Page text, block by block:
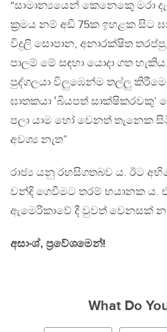
“සාමාන්‍යයෙන් කෙනෙකෙු මරා
ක්‍රමය නම් අඩි 75ක ඉහළක සිට
විදුලි සොපාන, අනාරක්ෂිත
පාලම් මේ සඳහා යොදා ගත
පුද්ගලයා විලුඹෙන්ම තල්ලු
ඝාතකයා ‛බියපත්
පලා යාම හෝ වෙනත් තැනෙක
අවශ්‍ය නැත”
රාජ්‍ය යනු රහසිගතබව ය. ඊට
වන්දි ගෙවීමට තරම් භයානක ය.
ඇමෙරිකාවේ දී වුවත් වෙනසක්
අසාංශ්, ප්‍රවේශමෙන්!
What Do